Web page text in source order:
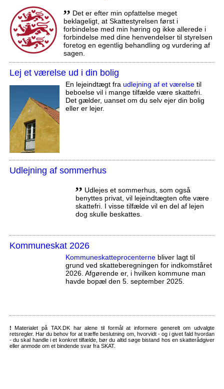
,, Det er efter min opfattelse meget
beklageligt, at Skattestyrelsen først i
forbindelse med min høring og ikke allerede i
forbindelse med dine henvendelser til styrelsen
foretog en egentlig behandling og vurdering af
sagen.
Lej et værelse ud i din bolig
En lejeindtægt fra udlejning af et værelsetil
beboelse vil i mange tilfælde være skattefri.
Det gælder, uanset om du selv ejer din bolig
eller er lejer.
Udlejning af sommerhus
,, Udlejes et sommerhus, som også
benyttes privat, vil lejeindtægten ofte være
skattefri. I visse tilfælde vil en del af lejen
dog skulle beskattes.
Kommuneskat 2026
Kommuneskatte­procenternebliver lagt til
grund ved skatteberegningen for indkomståret
2026. Afgørende er, i hvilken kommune man
havde bopæl den 5. september 2025.
! Materialet på TAX.DK har alene til formål at informere generelt om udvalgte
retsregler. Har du behov for at træffe beslutning om, hvorvidt - og i givet fald hvordan
- du skal handle i et konkret tilfælde, bør du altid søge bistand hos en skatterådgiver
eller anmode om et bindende svar fra SKAT.